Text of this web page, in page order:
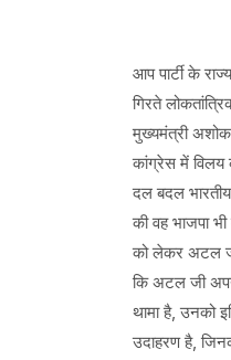
आप पार्टी के
गिरते
मुख्यमंत्री
कांग्रेस में विलय
दल बदल
की वह भाजपा
को लेकर अटल
कि अटल जी
थामा है, उनको
उदाहरण है,